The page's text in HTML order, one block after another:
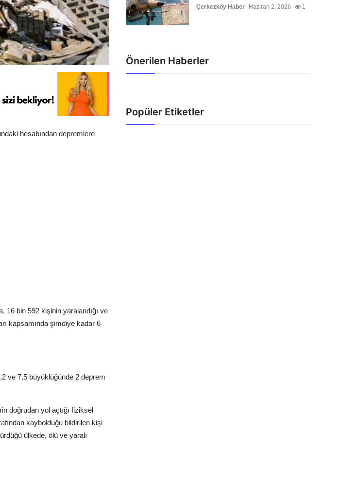
hesabından depremlere
16 bin 592 kişinin yaralandığı ve
kapsamında şimdiye kadar 6
ve 7,5 büyüklüğünde 2 deprem
doğrudan yol açtığı fiziksel
kaybolduğu bildirilen kişi
ülkede, ölü ve yaralı
Çerkezköy Haber Haziran 2, 2026 1
Önerilen Haberler
Popüler Etiketler